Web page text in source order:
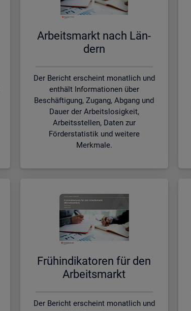
Ar­beits­markt nach Län­
dern
Der Bericht erscheint monatlich und
enthält Informationen über
Beschäftigung, Zugang, Abgang und
Dauer der Arbeitslosigkeit,
Arbeitsstellen, Daten zur
Förderstatistik und weitere
Merkmale.
Früh­in­di­ka­to­ren für den
Ar­beits­markt
Der Bericht erscheint monatlich und